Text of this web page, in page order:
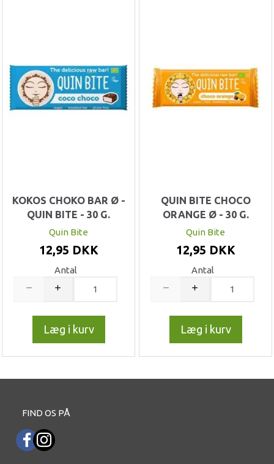
KOKOS CHOKO BAR Ø -
QUIN BITE - 30 G.
Quin Bite
12,95 DKK
Antal
Læg i kurv
QUIN BITE CHOCO
ORANGE Ø - 30 G.
Quin Bite
12,95 DKK
Antal
Læg i kurv
FIND OS PÅ